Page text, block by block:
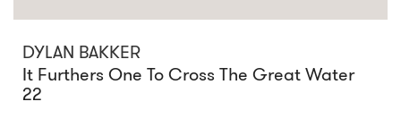
DYLAN BAKKER
It Furthers One To Cross The Great Water
22